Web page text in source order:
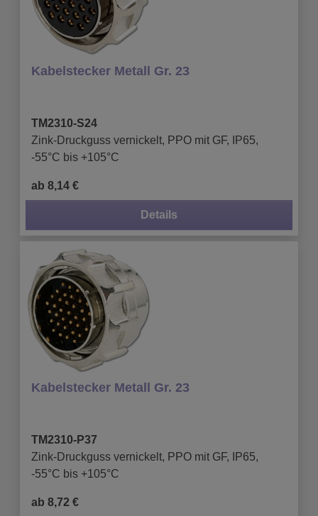
Kabelstecker Metall Gr. 23
TM2310-S24
Zink-Druckguss vernickelt, PPO mit GF, IP65,
-55°C bis +105°C
ab 8,14 €
Details
Kabelstecker Metall Gr. 23
TM2310-P37
Zink-Druckguss vernickelt, PPO mit GF, IP65,
-55°C bis +105°C
ab 8,72 €